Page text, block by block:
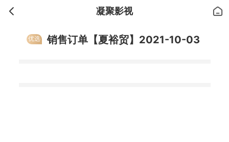
凝聚影视
优选 销售订单【夏裕贸】2021-10-03